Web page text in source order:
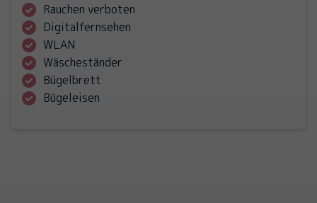
Rauchen verboten
Digitalfernsehen
WLAN
Wäscheständer
Bügelbrett
Bügeleisen